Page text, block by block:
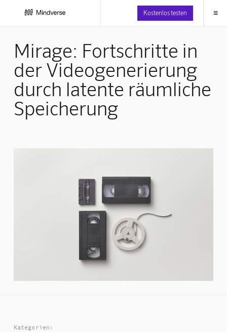
Kostenlos testen ≡
Mirage: Fortschritte in
der Videogenerierung
durch latente räumliche
Speicherung
Kategorien: